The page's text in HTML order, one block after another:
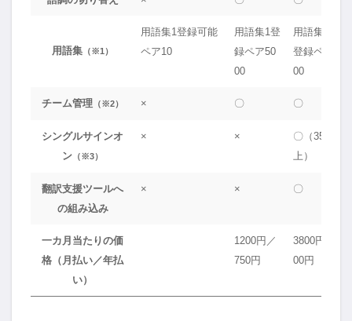
用語集 （※1）
用語集1登録可能
ペア10
用語集1登
録ペア50
00
用語集2000
登録ペア50
00
チーム管理 （※2） × 〇 〇
シングルサインオ
ン （※3）
× ×
〇（35人以
上）
翻訳支援ツールへ
の組み込み
× × 〇
一カ月当たりの価
格（月払い／年払
い）
1200円／
750円
3800円／25
00円